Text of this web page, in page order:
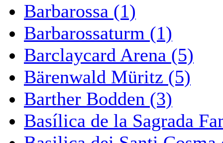
Barbarossa (1)
Barbarossaturm (1)
Barclaycard Arena (5)
Bärenwald Müritz (5)
Barther Bodden (3)
Basílica de la Sagrada